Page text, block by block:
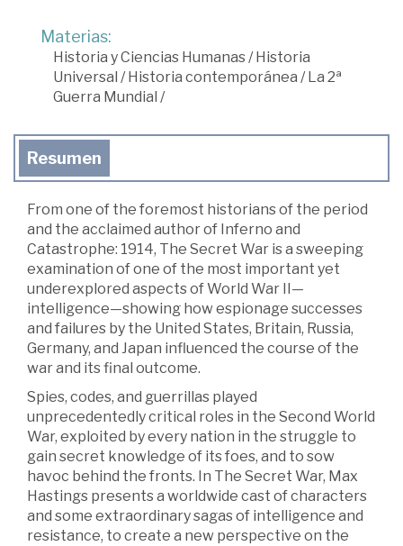
Materias:
Historia y Ciencias Humanas/ Historia
Universal / Historia contemporánea / La 2ª
Guerra Mundial /
Resumen
From one of the foremost historians of the period
and the acclaimed author of Inferno and
Catastrophe: 1914, The Secret War is a sweeping
examination of one of the most important yet
underexplored aspects of World War II—
intelligence—showing how espionage successes
and failures by the United States, Britain, Russia,
Germany, and Japan influenced the course of the
war and its final outcome.
Spies, codes, and guerrillas played
unprecedentedly critical roles in the Second World
War, exploited by every nation in the struggle to
gain secret knowledge of its foes, and to sow
havoc behind the fronts. In The Secret War, Max
Hastings presents a worldwide cast of characters
and some extraordinary sagas of intelligence and
resistance, to create a new perspective on the